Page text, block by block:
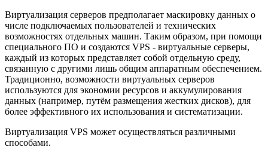
Виртуализация серверов предполагает маскировку данных о
числе подключаемых пользователей и технических
возможностях отдельных машин. Таким образом, при помощи
специального ПО и создаются VPS - виртуальные серверы,
каждый из которых представляет собой отдельную среду,
связанную с другими лишь общим аппаратным обеспечением.
Традиционно, возможности виртуальных серверов
используются для экономии ресурсов и аккумулирования
данных (например, путём размещения жестких дисков), для
более эффективного их использования и систематизации.
Виртуализация VPS может осуществляться различными
способами.